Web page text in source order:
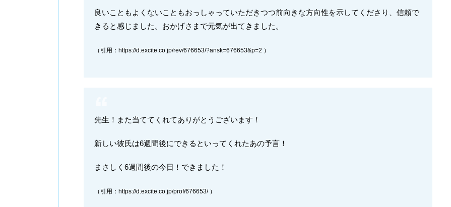
良いこともよくないこともおっしゃっていただきつつ前向きな方向性を示してくださり、信頼で
きると感じました。おかげさまで元気が出てきました。
（引用：https://d.excite.co.jp/rev/676653/?ansk=676653&p=2 ）
先生！また当ててくれてありがとうございます！
新しい彼氏は6週間後にできるといってくれたあの予言！
まさしく6週間後の今日！できました！
（引用：https://d.excite.co.jp/prof/676653/ ）